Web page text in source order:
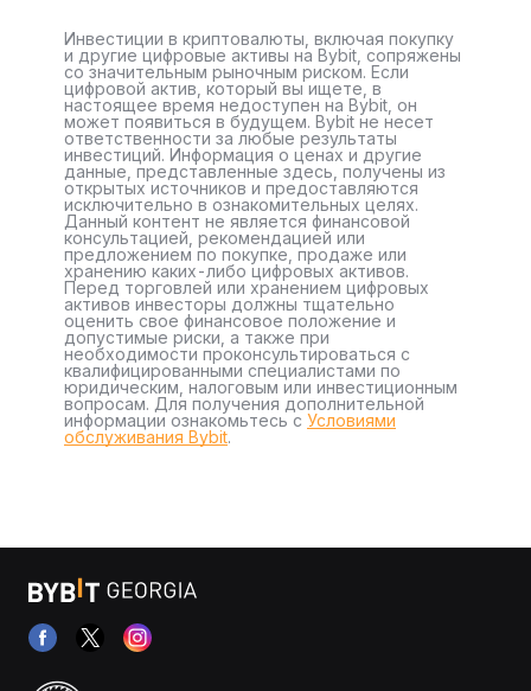
Инвестиции в криптовалюты, включая покупку
и другие цифровые активы на Bybit, сопряжены
со значительным рыночным риском. Если
цифровой актив, который вы ищете, в
настоящее время недоступен на Bybit, он
может появиться в будущем. Bybit не несет
ответственности за любые результаты
инвестиций. Информация о ценах и другие
данные, представленные здесь, получены из
открытых источников и предоставляются
исключительно в ознакомительных целях.
Данный контент не является финансовой
консультацией, рекомендацией или
предложением по покупке, продаже или
хранению каких-либо цифровых активов.
Перед торговлей или хранением цифровых
активов инвесторы должны тщательно
оценить свое финансовое положение и
допустимые риски, а также при
необходимости проконсультироваться с
квалифицированными специалистами по
юридическим, налоговым или инвестиционным
вопросам. Для получения дополнительной
информации ознакомьтесь с Условиями
обслуживания Bybit.